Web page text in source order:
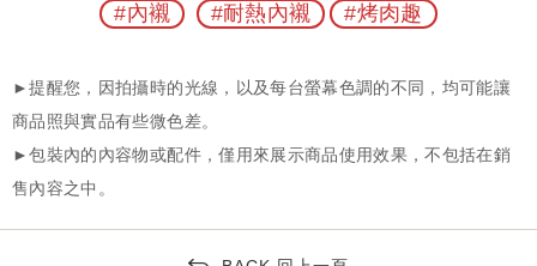
#內襯 #耐熱內襯 #烤肉趣